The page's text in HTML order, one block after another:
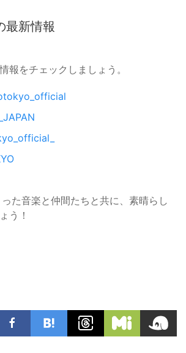
最新情報
報をチェックしましょう。
た音楽と仲間たちと共に、素晴らし
う！